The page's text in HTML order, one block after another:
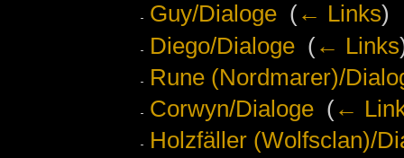
Guy/Dialoge‎ (← Links)
Diego/Dialoge‎ (← Links
Rune (Nordmarer)/
Corwyn/Dialoge‎ (←
Holzfäller (Wolfsclan)/